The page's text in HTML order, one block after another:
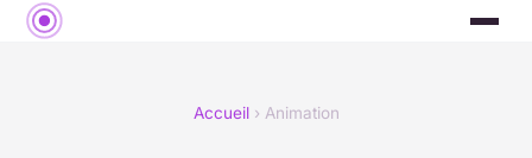
Accueil› Animation